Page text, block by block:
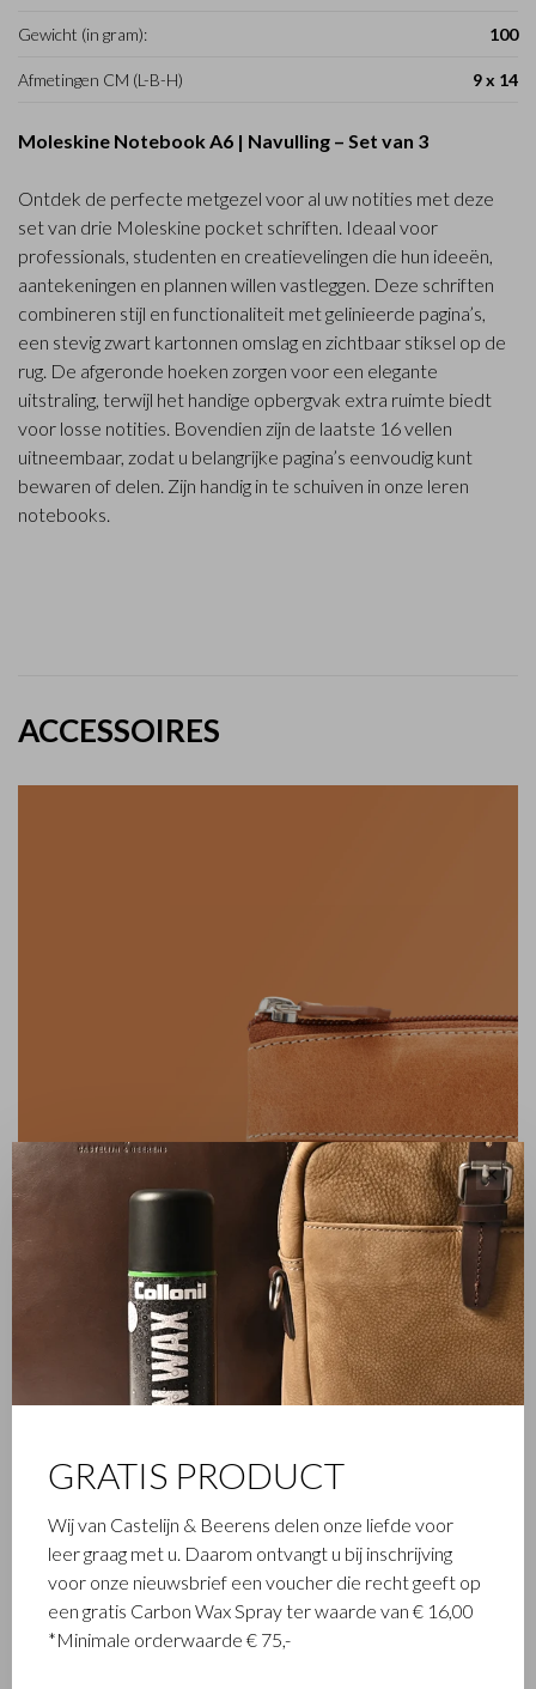
Gewicht (in gram): 100
Afmetingen CM (L-B-H) 9 x 14
Moleskine Notebook A6 | Navulling – Set van 3
Ontdek de perfecte metgezel voor al uw notities met deze
set van drie Moleskine pocket schriften. Ideaal voor
professionals, studenten en creatievelingen die hun ideeën,
aantekeningen en plannen willen vastleggen. Deze schriften
combineren stijl en functionaliteit met gelinieerde pagina’s,
een stevig zwart kartonnen omslag en zichtbaar stiksel op de
rug. De afgeronde hoeken zorgen voor een elegante
uitstraling, terwijl het handige opbergvak extra ruimte biedt
voor losse notities. Bovendien zijn de laatste 16 vellen
uitneembaar, zodat u belangrijke pagina’s eenvoudig kunt
bewaren of delen. Zijn handig in te schuiven in onze leren
notebooks.
ACCESSOIRES
FAMILIEBEDRIJF
Het in Waalwijk gevestigde Castelijn & Beerens is een
opgericht toen stikmeester Walter Castelijn en leerstanser
Inmiddels staat de 3e generatie – Babette en Martijn
Beerens - aan het roer en geniet Castelijn & Beerens
internationale bekendheid. De familietraditie van kwaliteit en
vakmanschap staat nog altijd hoog in het vaandel. Iets wat ook
is terug te zien in de collectie van het eigentijdse RENEE-label
✕
GRATIS PRODUCT
Wij van Castelijn & Beerens delen onze liefde voor
leer graag met u. Daarom ontvangt u bij inschrijving
voor onze nieuwsbrief een voucher die recht geeft op
een gratis Carbon Wax Spray ter waarde van € 16,00
*Minimale orderwaarde € 75,-